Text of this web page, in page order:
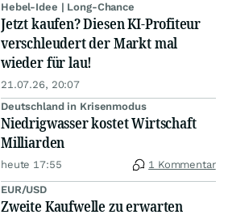
Hebel-Idee | Long-Chance
Jetzt kaufen? Diesen KI-Profiteur
verschleudert der Markt mal
wieder für lau!
21.07.26, 20:07
Deutschland in Krisenmodus
Niedrigwasser kostet Wirtschaft
Milliarden
heute 17:55 1 Kommentar
EUR/USD
Zweite Kaufwelle zu erwarten